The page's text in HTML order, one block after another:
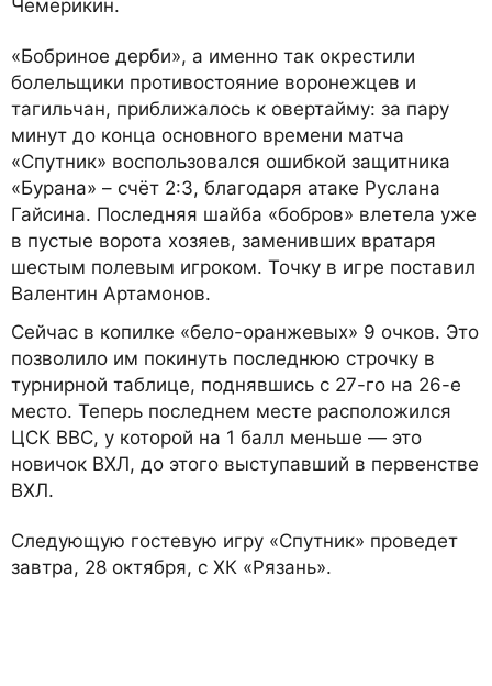
Чемерикин.
«Бобриное дерби», а именно так окрестили
болельщики противостояние воронежцев и
тагильчан, приближалось к овертайму: за пару
минут до конца основного времени матча
«Спутник» воспользовался ошибкой защитника
«Бурана» – счёт 2:3, благодаря атаке Руслана
Гайсина. Последняя шайба «бобров» влетела уже
в пустые ворота хозяев, заменивших вратаря
шестым полевым игроком. Точку в игре поставил
Валентин Артамонов.
Сейчас в копилке «бело-оранжевых» 9 очков. Это
позволило им покинуть последнюю строчку в
турнирной таблице, поднявшись с 27-го на 26-е
место. Теперь последнем месте расположился
ЦСК ВВС, у которой на 1 балл меньше — это
новичок ВХЛ, до этого выступавший в первенстве
ВХЛ.
Следующую гостевую игру «Спутник» проведет
завтра, 28 октября, с ХК «Рязань».